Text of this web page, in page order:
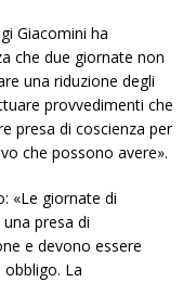
Giacomini ha
che due giornate non
una riduzione degli
provvedimenti che
presa di coscienza per
che possono avere».
«Le giornate di
presa di
e devono essere
La